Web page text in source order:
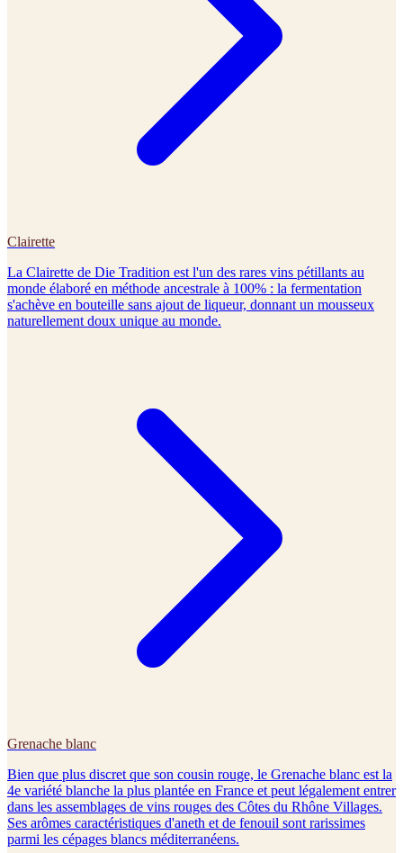
Clairette
La Clairette de Die Tradition est l'un des rares vins pétillants au
monde élaboré en méthode ancestrale à 100% : la fermentation
s'achève en bouteille sans ajout de liqueur, donnant un mousseux
naturellement doux unique au monde.
Grenache blanc
Bien que plus discret que son cousin rouge, le Grenache blanc est la
4e variété blanche la plus plantée en France et peut légalement entrer
dans les assemblages de vins rouges des Côtes du Rhône Villages.
Ses arômes caractéristiques d'aneth et de fenouil sont rarissimes
parmi les cépages blancs méditerranéens.